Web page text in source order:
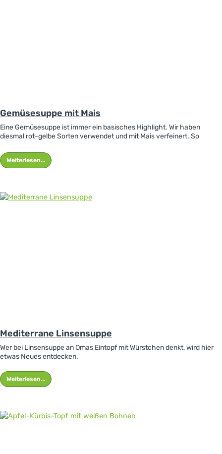
Gemüsesuppe mit Mais
Eine Gemüsesuppe ist immer ein basisches Highlight. Wir haben
diesmal rot-gelbe Sorten verwendet und mit Mais verfeinert. So
enthält sie reichlich Carotinoide & darmgesunde Ballaststoffe.
Weiterlesen...
Mediterrane Linsensuppe
Wer bei Linsensuppe an Omas Eintopf mit Würstchen denkt, wird hier
etwas Neues entdecken.
Weiterlesen...